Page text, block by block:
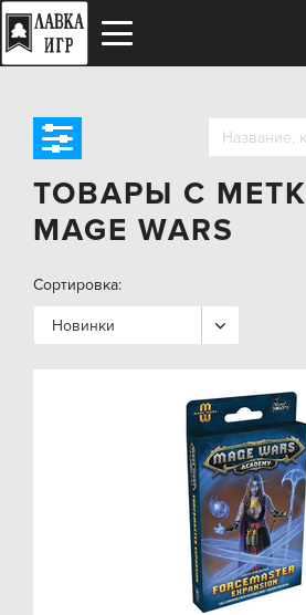
ТОВАРЫ С
MAGE WARS
Сортировка:
Новинки